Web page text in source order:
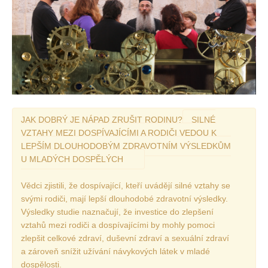
Vydání 1/ 2026
Vydání 3/ 2025
Vydání 2/ 2025
Vydání 1/ 2025
Vydání 3-4/ 2024
Vydání 3-4/ 2023
Vydání 1-2/ 2023
Vydání 1-2/ 2022
Vydání 3-4/ 2021
Vydání 2/ 2021
Vydání 1/ 2021
Vydání 3-4/ 2020
JAK DOBRÝ JE NÁPAD ZRUŠIT RODINU?
SILNÉ
VZTAHY MEZI DOSPÍVAJÍCÍMI A RODIČI VEDOU K
LEPŠÍM DLOUHODOBÝM ZDRAVOTNÍM VÝSLEDKŮM
U MLADÝCH DOSPĚLÝCH
Vědci zjistili, že dospívající, kteří uvádějí silné vztahy se
svými rodiči, mají lepší dlouhodobé zdravotní výsledky.
Výsledky studie naznačují, že investice do zlepšení
vztahů mezi rodiči a dospívajícími by mohly pomoci
zlepšit celkové zdraví, duševní zdraví a sexuální zdraví
a zároveň snížit užívání návykových látek v mladé
dospělosti.